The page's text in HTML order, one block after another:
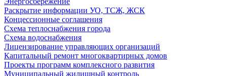
Раскрытие информации УО, ТСЖ, ЖСК
Концессионные соглашения
Схема теплоснабжения города
Схема водоснабжения
Лицензирование управляющих организаций
Капитальный ремонт многоквартирных домов
Проекты программ комплексного развития
Муниципальный жилищный контроль